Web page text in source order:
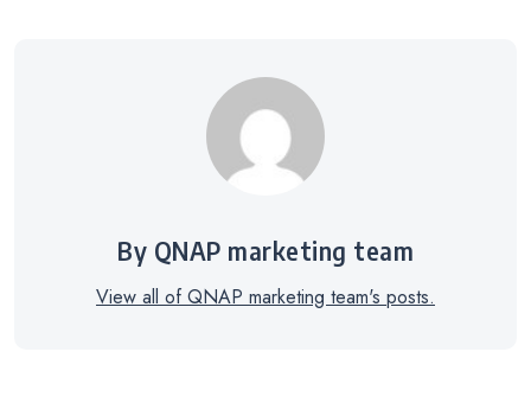
By QNAP marketing team
View all of QNAP marketing team's posts.